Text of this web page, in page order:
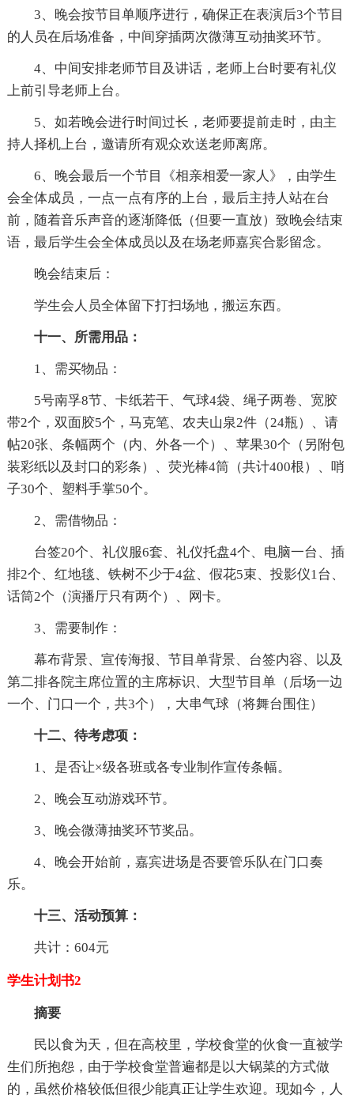
3、晚会按节目单顺序进行，确保正在表演后3个节目
的人员在后场准备，中间穿插两次微薄互动抽奖环节。
4、中间安排老师节目及讲话，老师上台时要有礼仪
上前引导老师上台。
5、如若晚会进行时间过长，老师要提前走时，由主
持人择机上台，邀请所有观众欢送老师离席。
6、晚会最后一个节目《相亲相爱一家人》，由学生
会全体成员，一点一点有序的上台，最后主持人站在台
前，随着音乐声音的逐渐降低（但要一直放）致晚会结束
语，最后学生会全体成员以及在场老师嘉宾合影留念。
晚会结束后：
学生会人员全体留下打扫场地，搬运东西。
十一、所需用品：
1、需买物品：
5号南孚8节、卡纸若干、气球4袋、绳子两卷、宽胶
带2个，双面胶5个，马克笔、农夫山泉2件（24瓶）、请
帖20张、条幅两个（内、外各一个）、苹果30个（另附包
装彩纸以及封口的彩条）、荧光棒4筒（共计400根）、哨
子30个、塑料手掌50个。
2、需借物品：
台签20个、礼仪服6套、礼仪托盘4个、电脑一台、插
排2个、红地毯、铁树不少于4盆、假花5束、投影仪1台、
话筒2个（演播厅只有两个）、网卡。
3、需要制作：
幕布背景、宣传海报、节目单背景、台签内容、以及
第二排各院主席位置的主席标识、大型节目单（后场一边
一个、门口一个，共3个），大串气球（将舞台围住）
十二、待考虑项：
1、是否让×级各班或各专业制作宣传条幅。
2、晚会互动游戏环节。
3、晚会微薄抽奖环节奖品。
4、晚会开始前，嘉宾进场是否要管乐队在门口奏
乐。
十三、活动预算：
共计：604元
学生计划书2
摘要
民以食为天，但在高校里，学校食堂的伙食一直被学
生们所抱怨，由于学校食堂普遍都是以大锅菜的方式做
的，虽然价格较低但很少能真正让学生欢迎。现如今，人